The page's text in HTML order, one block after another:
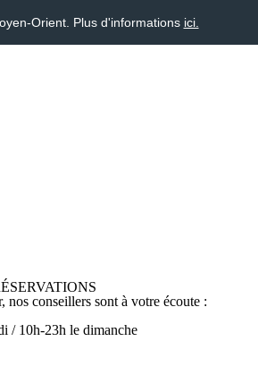
Orient. Plus d'informations ici.
nos conseillers sont à votre écoute :
/ 10h-23h le dimanche